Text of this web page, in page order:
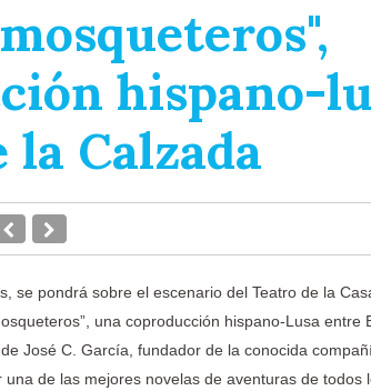
hispano-
la Calzada
se pondrá sobre el escenario del Teatro de la
una coproducción hispano-Lusa entre
José C. García, fundador de la conocida
de las mejores novelas de aventuras de todos